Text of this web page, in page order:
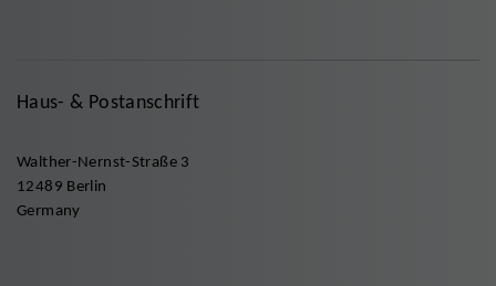
Haus- & Postanschrift
Walther-Nernst-Straße 3
12489 Berlin
Germany